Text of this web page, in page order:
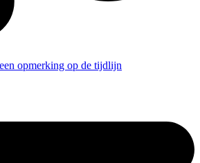
opmerking op de tijdlijn